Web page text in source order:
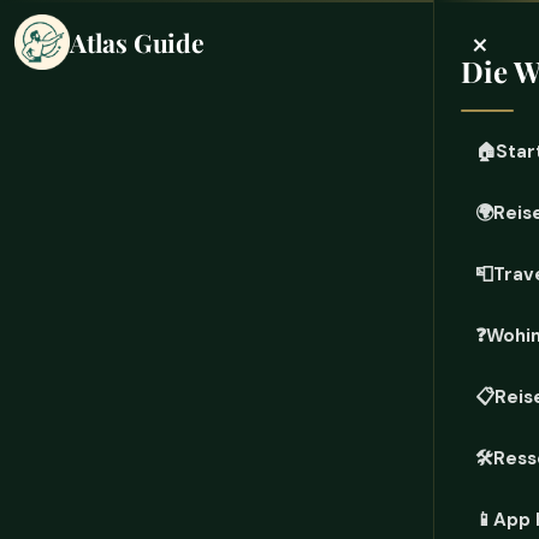
Atlas Guide ×
Die
🏠
🌍
📮
❓
📋
🛠️
📱 App